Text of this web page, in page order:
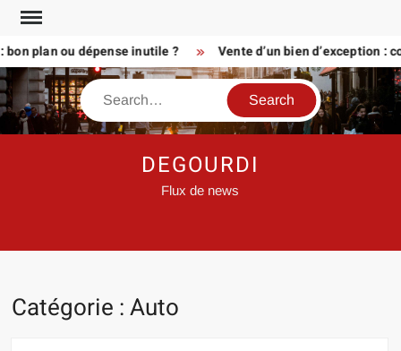
Skip
contentou dépense inutile ? Vente d’un bien d’exception :
Search
DEGOURDI
Flux de news
Catégorie :Auto